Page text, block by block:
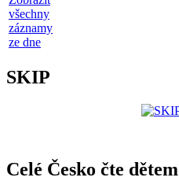
všechny
záznamy
ze dne
SKIP
Celé Česko čte dětem